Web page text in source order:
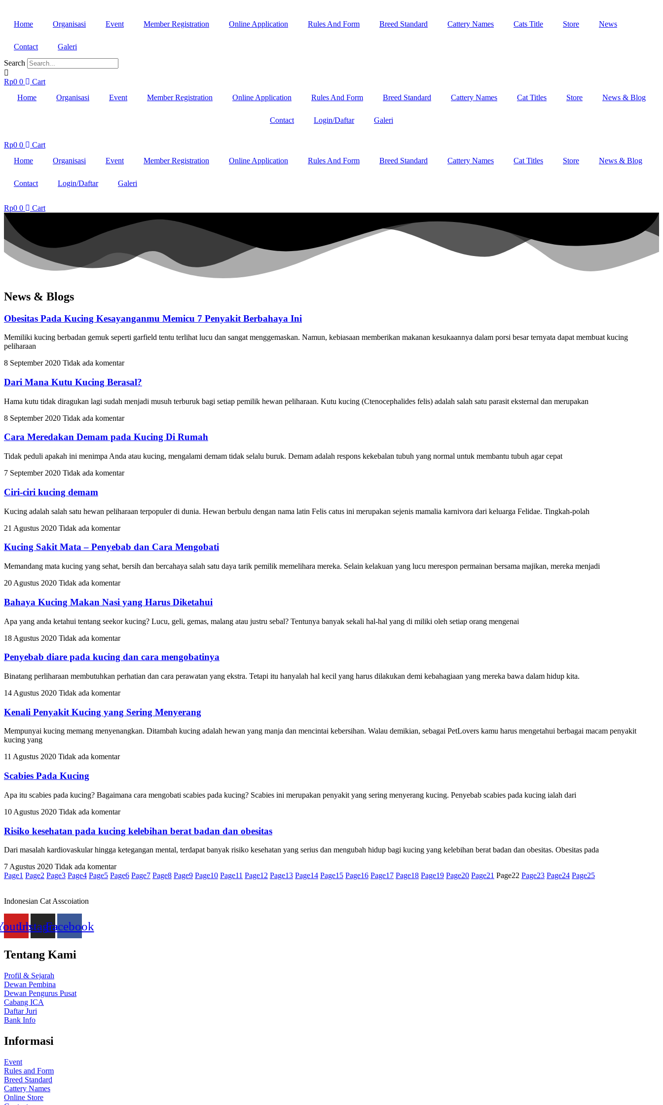
konten
Home Organisasi Event Member Registration Online Application Rules And Form Breed Standard Cattery Names Cats Title Store News
Contact
Galeri
Search
Rp0 0
Cart
Home
Organisasi Event Member Registration Online Application Rules And Form Breed Standard Cattery Names Cat Titles Store News & Blog
Contact Login/Daftar Galeri
Rp0 0
Cart
Home
Organisasi Event Member Registration Online Application Rules And Form Breed Standard Cattery Names Cat Titles Store News & Blog
Contact Login/Daftar Galeri
Rp0 0 Cart
News & Blogs
Obesitas Pada Kucing Kesayanganmu Memicu 7 Penyakit Berbahaya Ini
Memiliki kucing berbadan gemuk seperti garfield tentu terlihat lucu dan sangat menggemaskan. Namun, kebiasaan memberikan makanan kesukaannya dalam porsi besar ternyata dapat membuat kucing
peliharaan
8 September 2020 Tidak ada komentar
Dari Mana Kutu Kucing Berasal?
Hama kutu tidak diragukan lagi sudah menjadi musuh terburuk bagi setiap pemilik hewan peliharaan. Kutu kucing (Ctenocephalides felis) adalah salah satu parasit eksternal dan merupakan
8 September 2020 Tidak ada komentar
Cara Meredakan Demam pada Kucing Di Rumah
Tidak peduli apakah ini menimpa Anda atau kucing, mengalami demam tidak selalu buruk. Demam adalah respons kekebalan tubuh yang normal untuk membantu tubuh agar cepat
7 September 2020 Tidak ada komentar
Ciri-ciri kucing demam
Kucing adalah salah satu hewan peliharaan terpopuler di dunia. Hewan berbulu dengan nama latin Felis catus ini merupakan sejenis mamalia karnivora dari keluarga Felidae. Tingkah-polah
21 Agustus 2020 Tidak ada komentar
Kucing Sakit Mata – Penyebab dan Cara Mengobati
Memandang mata kucing yang sehat, bersih dan bercahaya salah satu daya tarik pemilik memelihara mereka. Selain kelakuan yang lucu merespon permainan bersama majikan, mereka menjadi
20 Agustus 2020 Tidak ada komentar
Bahaya Kucing Makan Nasi yang Harus Diketahui
Apa yang anda ketahui tentang seekor kucing? Lucu, geli, gemas, malang atau justru sebal? Tentunya banyak sekali hal-hal yang di miliki oleh setiap orang mengenai
18 Agustus 2020 Tidak ada komentar
Penyebab diare pada kucing dan cara mengobatinya
Binatang perliharaan membutuhkan perhatian dan cara perawatan yang ekstra. Tetapi itu hanyalah hal kecil yang harus dilakukan demi kebahagiaan yang mereka bawa dalam hidup kita.
14 Agustus 2020 Tidak ada komentar
Kenali Penyakit Kucing yang Sering Menyerang
Mempunyai kucing memang menyenangkan. Ditambah kucing adalah hewan yang manja dan mencintai kebersihan. Walau demikian, sebagai PetLovers kamu harus mengetahui berbagai macam penyakit
kucing yang
11 Agustus 2020 Tidak ada komentar
Scabies Pada Kucing
Apa itu scabies pada kucing? Bagaimana cara mengobati scabies pada kucing? Scabies ini merupakan penyakit yang sering menyerang kucing. Penyebab scabies pada kucing ialah dari
10 Agustus 2020 Tidak ada komentar
Risiko kesehatan pada kucing kelebihan berat badan dan obesitas
Dari masalah kardiovaskular hingga ketegangan mental, terdapat banyak risiko kesehatan yang serius dan mengubah hidup bagi kucing yang kelebihan berat badan dan obesitas. Obesitas pada
7 Agustus 2020 Tidak ada komentar
Page1 Page2 Page3 Page4 Page5 Page6 Page7 Page8 Page9 Page10 Page11 Page12 Page13 Page14 Page15 Page16 Page17 Page18 Page19 Page20 Page21 Page22 Page23 Page24 Page25
Indonesian Cat Asscoiation
InstagramFacebook
Tentang Kami
Profil & Sejarah
Dewan Pembina
Dewan Pengurus Pusat
Cabang ICA
Daftar Juri
Bank Info
Informasi
Event
Rules and Form
Breed Standard
Cattery Names
Online Store